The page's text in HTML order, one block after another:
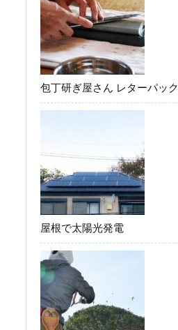
包丁研ぎ屋さん レターパック
屋根で太陽光発電